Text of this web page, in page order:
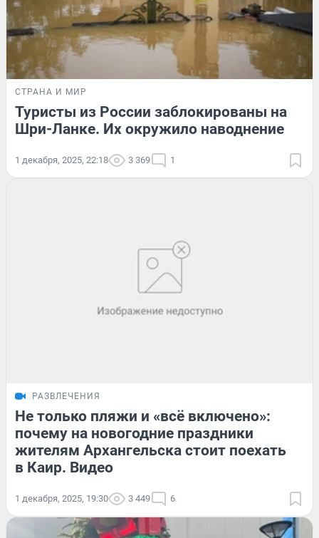
СТРАНА И МИР
Туристы из России заблокированы на
Шри-Ланке. Их окружило наводнение
1 декабря, 2025, 22:18 3 369 1
РАЗВЛЕЧЕНИЯ
Не только пляжи и «всё включено»:
почему на новогодние праздники
жителям Архангельска стоит поехать
в Каир. Видео
1 декабря, 2025, 19:30 3 449 6